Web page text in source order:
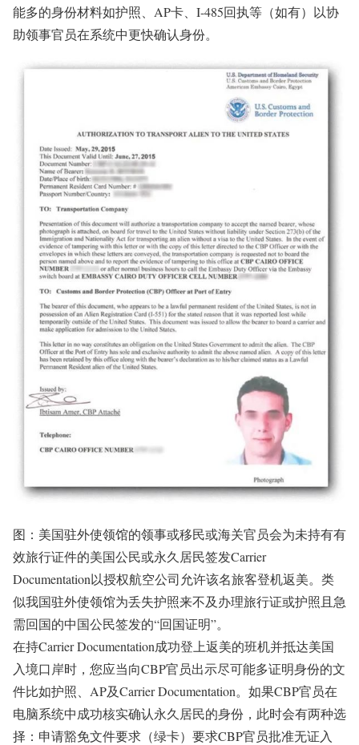
能多的身份材料如护照、AP卡、I-485回执等（如有）以协
助领事官员在系统中更快确认身份。
图：美国驻外使领馆的领事或移民或海关官员会为未持有有
效旅行证件的美国公民或永久居民签发Carrier
Documentation以授权航空公司允许该名旅客登机返美。类
似我国驻外使领馆为丢失护照来不及办理旅行证或护照且急
需回国的中国公民签发的“回国证明”。
在持Carrier Documentation成功登上返美的班机并抵达美国
入境口岸时，您应当向CBP官员出示尽可能多证明身份的文
件比如护照、AP及Carrier Documentation。如果CBP官员在
电脑系统中成功核实确认永久居民的身份，此时会有两种选
择：申请豁免文件要求（绿卡）要求CBP官员批准无证入